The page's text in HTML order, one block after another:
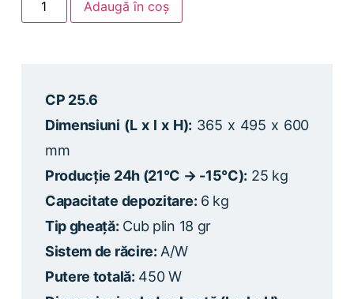
Adaugă în coș
CP 25.6
Dimensiuni (L x l x H): 365 x 495 x 600
mm
Producție 24h (21°C → -15°C): 25 kg
Capacitate depozitare: 6 kg
Tip gheață: Cub plin 18 gr
Sistem de răcire: A/W
Putere totală: 450 W